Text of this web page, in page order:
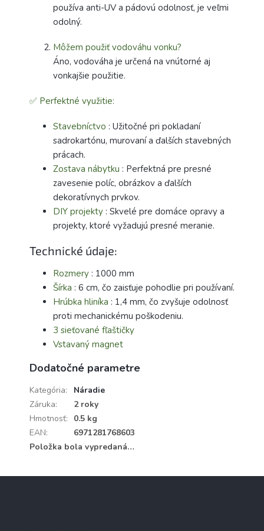
používa anti-UV a pádovú odolnosť, je veľmi
odolný.
Môžem použiť vodováhu vonku?
Áno, vodováha je určená na vnútorné aj
vonkajšie použitie.
✅ Perfektné využitie:
Stavebníctvo : Užitočné pri pokladaní
sadrokartónu, murovaní a ďalších stavebných
prácach.
Zostava nábytku : Perfektná pre presné
zavesenie políc, obrázkov a ďalších
dekoratívnych prvkov.
DIY projekty : Skvelé pre domáce opravy a
projekty, ktoré vyžadujú presné meranie.
Technické údaje:
Rozmery : 1000 mm
Šírka : 6 cm, čo zaisťuje pohodlie pri používaní.
Hrúbka hliníka : 1,4 mm, čo zvyšuje odolnosť
proti mechanickému poškodeniu.
3 sieťované fľaštičky
Vstavaný magnet
Dodatočné parametre
Kategória:
Náradie
Záruka:
2 roky
Hmotnosť:
0.5 kg
EAN:
6971281768603
Položka bola vypredaná…